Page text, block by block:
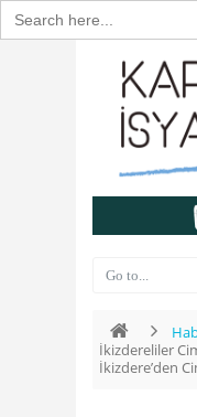
Search
for:
İkizdereliler
İkizdere’den